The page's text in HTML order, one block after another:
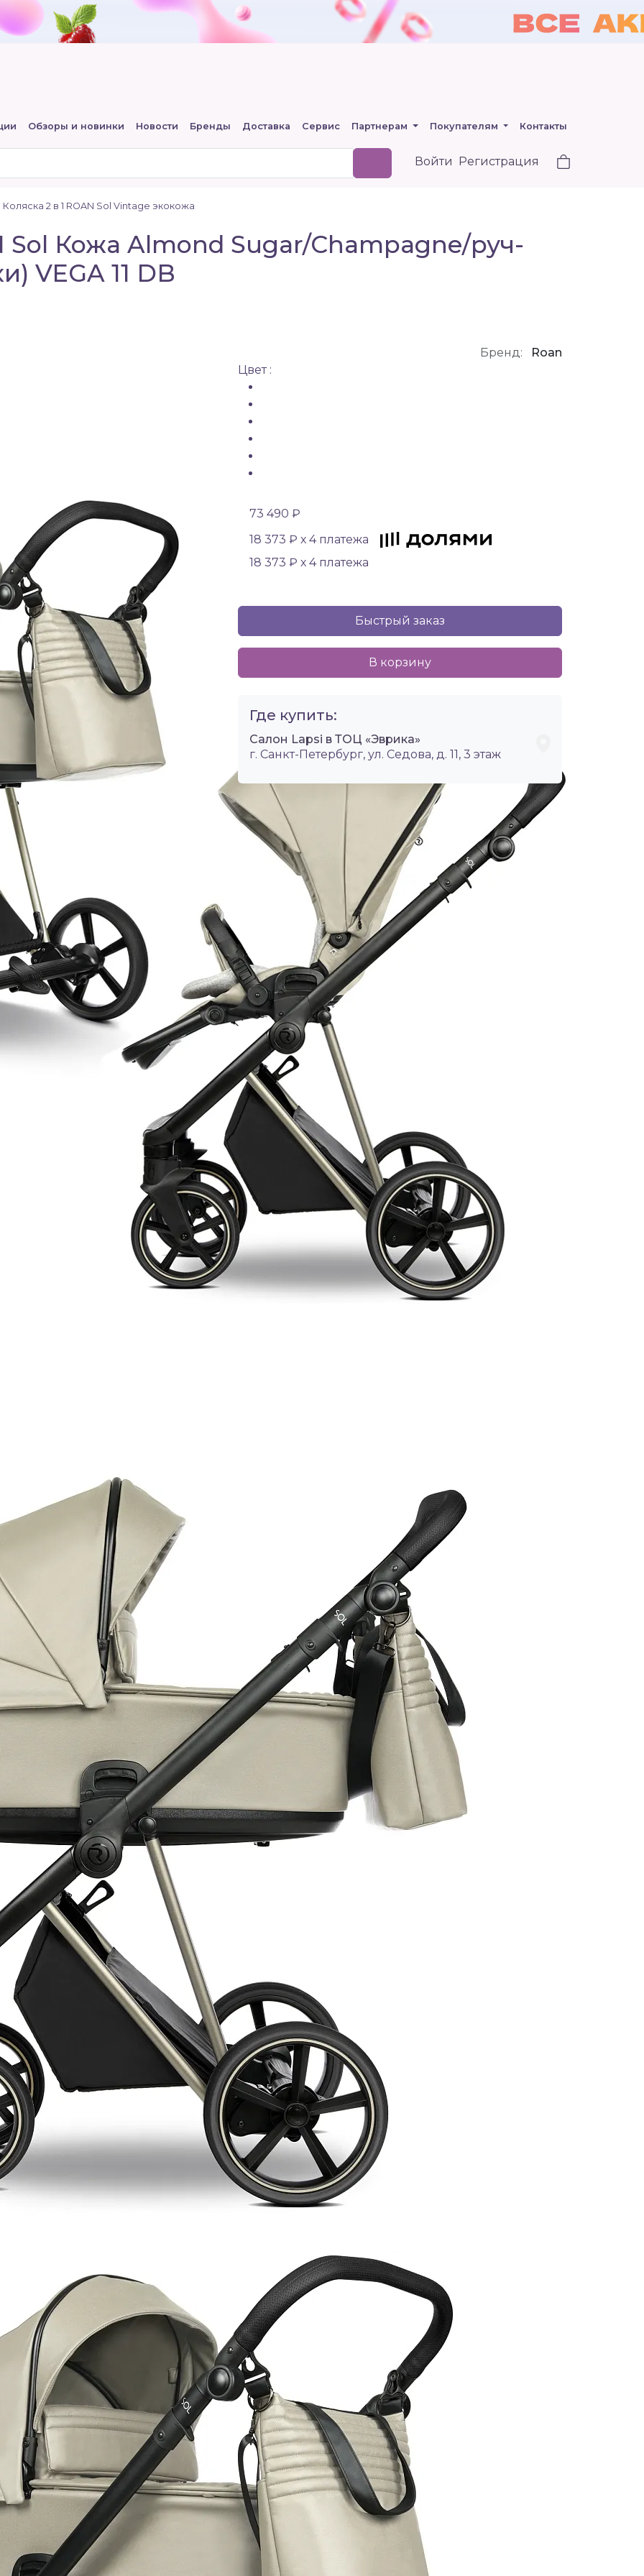
Обзоры и новинки Новости Бренды Доставка Сервис Партнерам Покупателям Контакты
Войти Регистрация
Коляска 2 в 1 ROAN Sol Vintage экокожа
Sol Кожа Almond Sugar/Champagne/руч-
VEGA 11 DB
Бренд:
Roan
Цвет :
73 490 ₽
18 373 ₽ х 4 платежа
18 373 ₽ х 4 платежа
Быстрый заказ
В корзину
Где купить:
Салон Lapsi в ТОЦ «Эврика»
г. Санкт-Петербург, ул. Седова, д. 11, 3 этаж